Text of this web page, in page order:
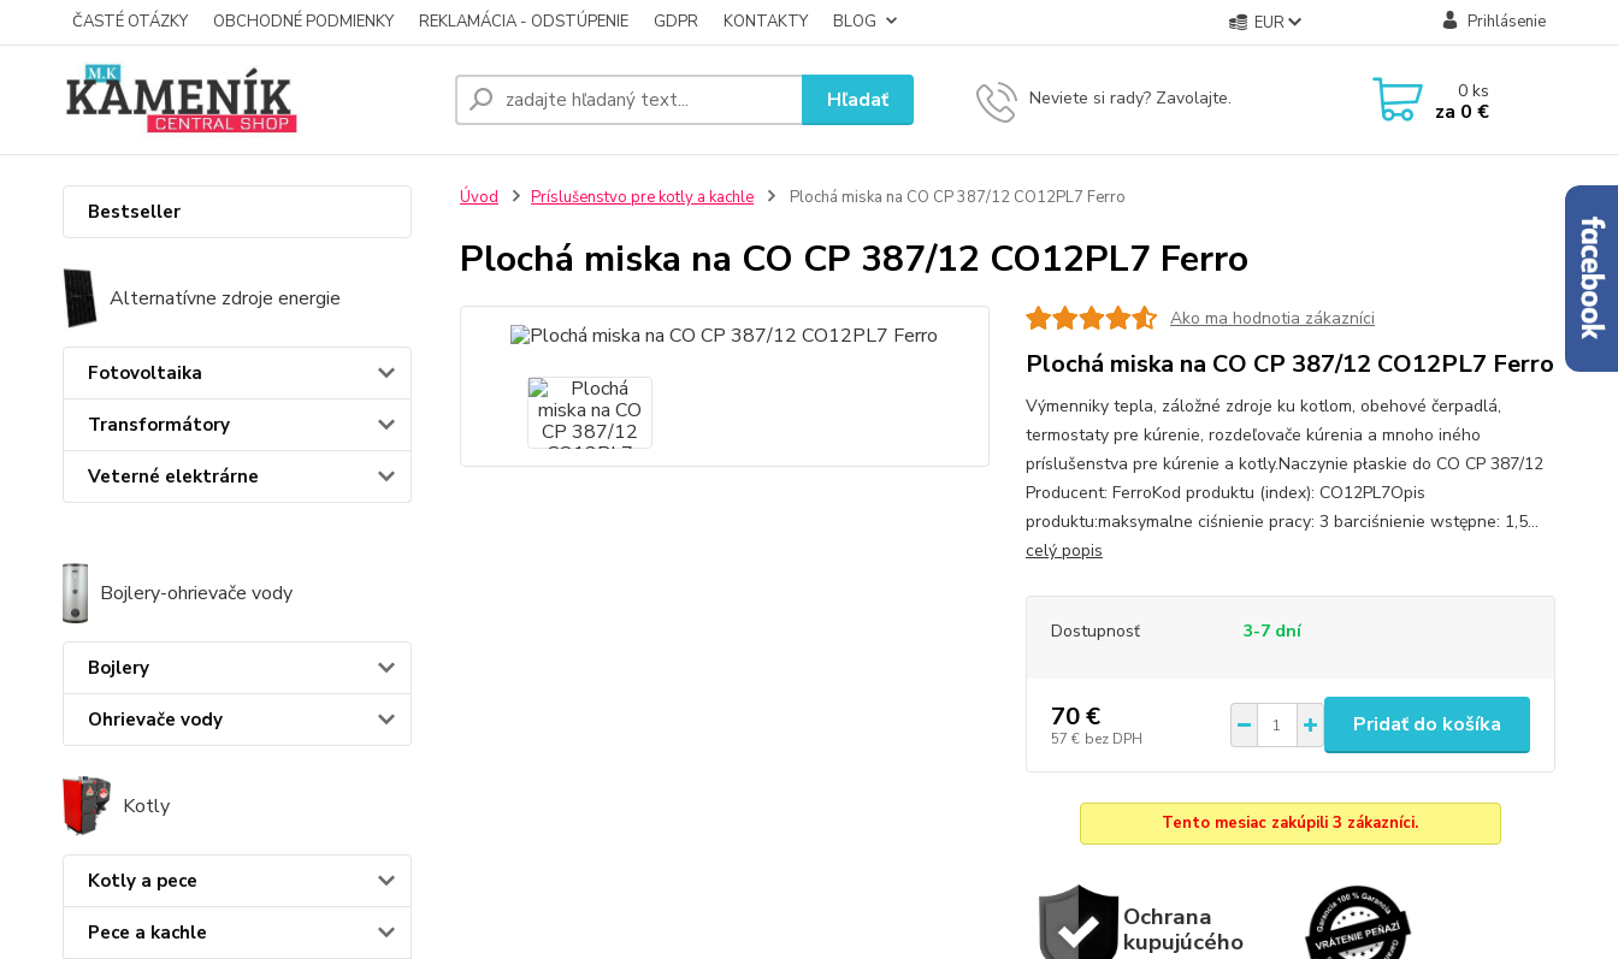
ČASTÉ OTÁZKY OBCHODNÉ PODMIENKY REKLAMÁCIA - ODSTÚPENIE GDPR KONTAKTY BLOG EUR Prihlásenie
Hľadať Neviete si rady? Zavolajte. 0ks
za 0 €
Bestseller
Alternatívne zdroje energie
Fotovoltaika
Transformátory
Veterné elektrárne
Bojlery-ohrievače vody
Bojlery
Ohrievače vody
Kotly
Kotly a pece
Pece a kachle
Úvod Príslušenstvo pre kotly a kachle Plochá miska na CO CP 387/12 CO12PL7 Ferro
Plochá miska na CO CP 387/12 CO12PL7 Ferro
Ako ma hodnotia zákazníci
Plochá miska na CO CP 387/12 CO12PL7 Ferro
Výmenniky tepla, záložné zdroje ku kotlom, obehové čerpadlá,
termostaty pre kúrenie, rozdeľovače kúrenia a mnoho iného
príslušenstva pre kúrenie a kotly.Naczynie płaskie do CO CP 387/12
Producent: FerroKod produktu (index): CO12PL7Opis
produktu:maksymalne ciśnienie pracy: 3 barciśnienie wstępne: 1,5...
celý popis
Dostupnosť 3-7 dní
70 €
57 € bez DPH
Pridať do košíka
Tento mesiac zakúpili 3 zákazníci.
Ochrana
kupujúcého